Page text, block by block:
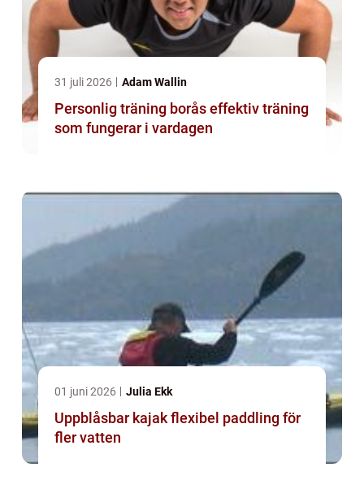
31 juli 2026 Adam Wallin
Personlig träning borås effektiv träning
som fungerar i vardagen
01 juni 2026 Julia Ekk
Uppblåsbar kajak flexibel paddling för
fler vatten